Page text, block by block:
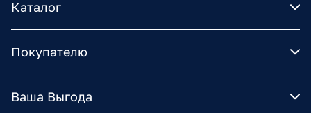
Каталог
Покупателю
Ваша Выгода